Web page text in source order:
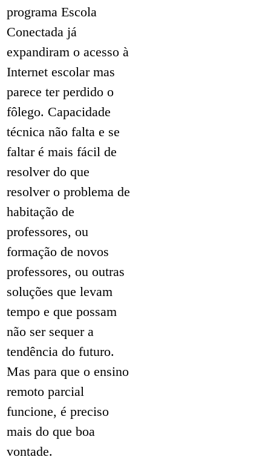
programa Escola
Conectada já
expandiram o acesso à
Internet escolar mas
parece ter perdido o
fôlego. Capacidade
técnica não falta e se
faltar é mais fácil de
resolver do que
resolver o problema de
habitação de
professores, ou
formação de novos
professores, ou outras
soluções que levam
tempo e que possam
não ser sequer a
tendência do futuro.
Mas para que o ensino
remoto parcial
funcione, é preciso
mais do que boa
vontade.